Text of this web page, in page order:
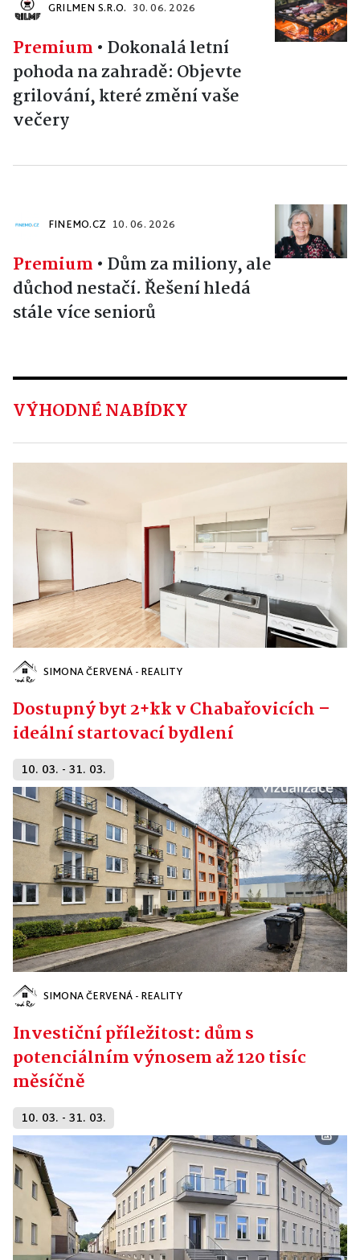
GRILMEN S.R.O. 30. 06. 2026
Premium • Dokonalá letní
pohoda na zahradě: Objevte
grilování, které změní vaše
večery
FINEMO.CZ 10. 06. 2026
Premium • Dům za miliony, ale
důchod nestačí. Řešení hledá
stále více seniorů
VÝHODNÉ NABÍDKY
SIMONA ČERVENÁ - REALITY
Dostupný byt 2+kk v Chabařovicích –
ideální startovací bydlení
10. 03. - 31. 03.
SIMONA ČERVENÁ - REALITY
Investiční příležitost: dům s
potenciálním výnosem až 120 tisíc
měsíčně
10. 03. - 31. 03.